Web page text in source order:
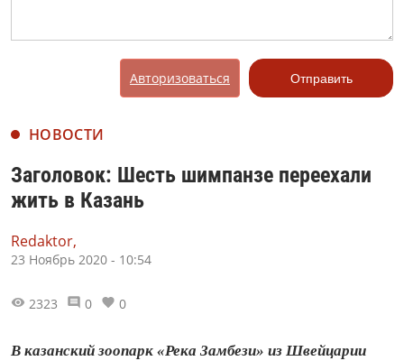
Авторизоваться Отправить
НОВОСТИ
Заголовок: Шесть шимпанзе переехали
жить в Казань
Redaktor,
23 Ноябрь 2020 - 10:54
2323 0 0
В казанский зоопарк «Река Замбези» из Швейцарии